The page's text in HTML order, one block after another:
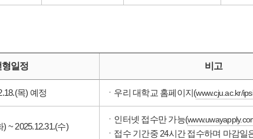
형일정 비고
목) 예정 ㆍ우리 대학교 홈페이지(www.cju.ac.kr/
) ~ 2025.12.31.(수)
ㆍ인터넷 접수만 가능(
ㆍ접수 기간중 24시간 접수하며 마감일